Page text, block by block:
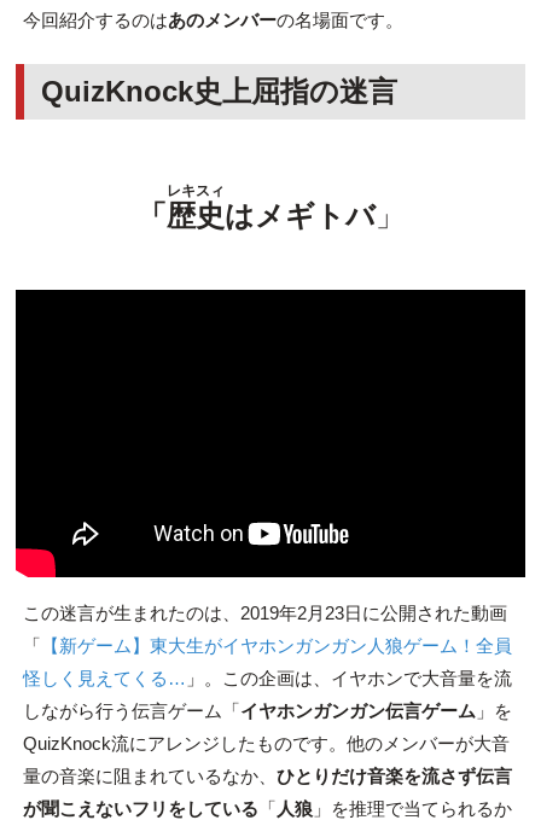
今回紹介するのはあのメンバーの名場面です。
QuizKnock史上屈指の迷言
「歴史
レキスィ
はメギトバ」
この迷言が生まれたのは、2019年2月23日に公開された動画
「 【新ゲーム】東大生がイヤホンガンガン人狼ゲーム！全員
怪しく見えてくる… 」。この企画は、イヤホンで大音量を流
しながら行う伝言ゲーム「イヤホンガンガン伝言ゲーム 」を
QuizKnock流にアレンジしたものです。他のメンバーが大音
量の音楽に阻まれているなか、 ひとりだけ音楽を流さず伝言
が聞こえないフリをしている 「 人狼」を推理で当てられるか